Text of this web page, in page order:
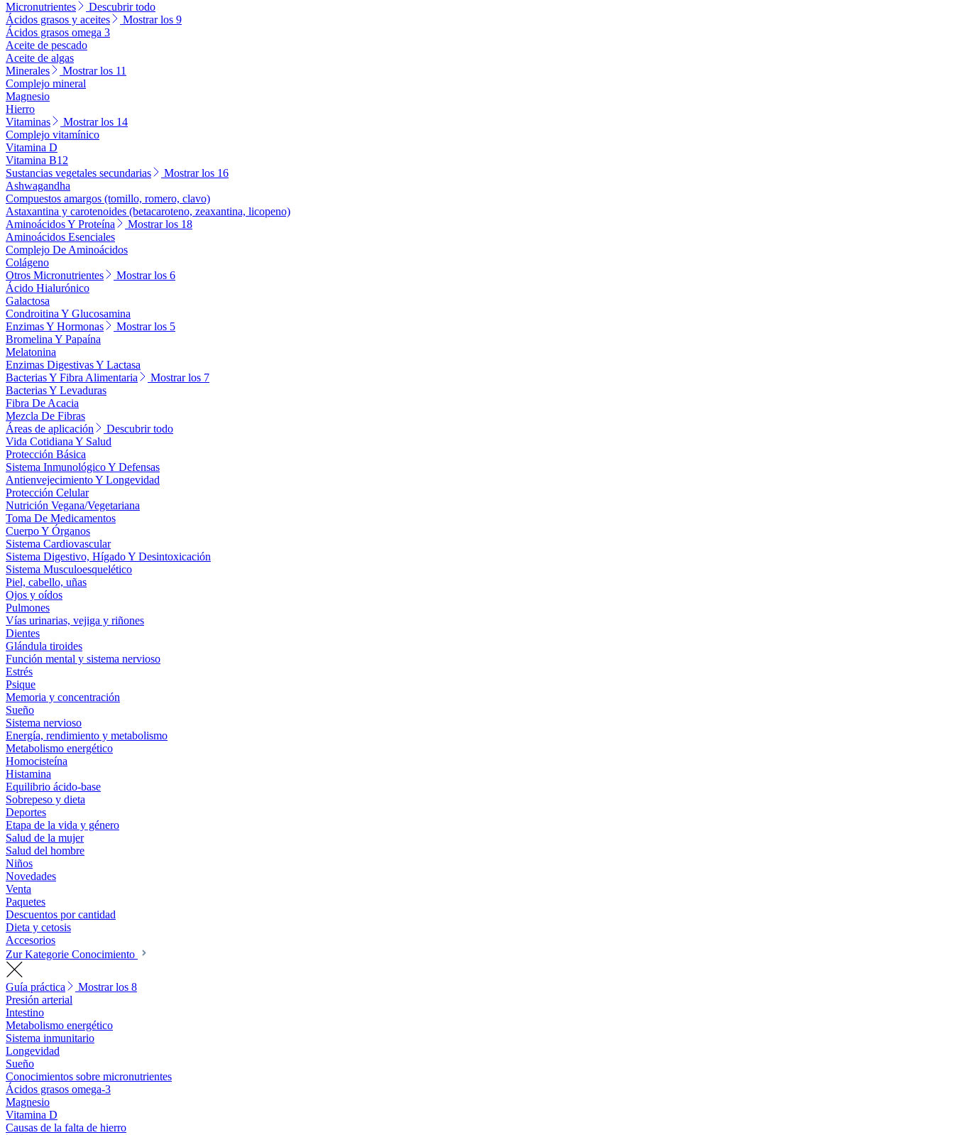
Micronutrientes
Descubrir todo
Ácidos grasos y aceites
Mostrar los 9
Ácidos grasos omega 3
Aceite de pescado
Aceite de algas
Minerales
Mostrar los 11
Complejo mineral
Magnesio
Hierro
Vitaminas
Mostrar los 14
Complejo vitamínico
Vitamina D
Vitamina B12
Sustancias vegetales secundarias
Mostrar los 16
Ashwagandha
Compuestos amargos (tomillo, romero, clavo)
Astaxantina y carotenoides (betacaroteno, zeaxantina, licopeno)
Aminoácidos Y Proteína
Mostrar los 18
Aminoácidos Esenciales
Complejo De Aminoácidos
Colágeno
Otros Micronutrientes
Mostrar los 6
Ácido Hialurónico
Galactosa
Condroitina Y Glucosamina
Enzimas Y Hormonas
Mostrar los 5
Bromelina Y Papaína
Melatonina
Enzimas Digestivas Y Lactasa
Bacterias Y Fibra Alimentaria
Mostrar los 7
Bacterias Y Levaduras
Fibra De Acacia
Mezcla De Fibras
Áreas de aplicación
Descubrir todo
Vida Cotidiana Y Salud
Protección Básica
Sistema Inmunológico Y Defensas
Antienvejecimiento Y Longevidad
Protección Celular
Nutrición Vegana/Vegetariana
Toma De Medicamentos
Cuerpo Y Órganos
Sistema Cardiovascular
Sistema Digestivo, Hígado Y Desintoxicación
Sistema Musculoesquelético
Piel, cabello, uñas
Ojos y oídos
Pulmones
Vías urinarias, vejiga y riñones
Dientes
Glándula tiroides
Función mental y sistema nervioso
Estrés
Psique
Memoria y concentración
Sueño
Sistema nervioso
Energía, rendimiento y metabolismo
Metabolismo energético
Homocisteína
Histamina
Equilibrio ácido-base
Sobrepeso y dieta
Deportes
Etapa de la vida y género
Salud de la mujer
Salud del hombre
Niños
Novedades
Venta
Paquetes
Descuentos por cantidad
Dieta y cetosis
Accesorios
Zur Kategorie Conocimiento
Guía práctica
Mostrar los 8
Presión arterial
Intestino
Metabolismo energético
Sistema inmunitario
Longevidad
Sueño
Conocimientos sobre micronutrientes
Ácidos grasos omega-3
Magnesio
Vitamina D
Causas de la falta de hierro